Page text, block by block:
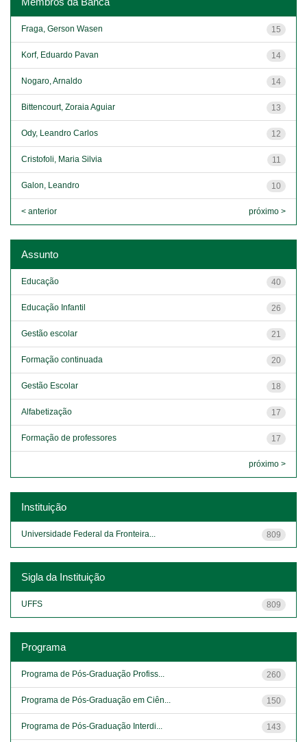
15
Fraga, Gerson Wasen
14
Korf, Eduardo Pavan
14
Nogaro, Arnaldo
13
Bittencourt, Zoraia Aguiar
12
Ody, Leandro Carlos
11
Cristofoli, Maria Silvia
10
Galon, Leandro
< anterior próximo >
Assunto
40
Educação
26
Educação Infantil
21
Gestão escolar
20
Formação continuada
18
Gestão Escolar
17
Alfabetização
17
Formação de professores
próximo >
Instituição
809
Universidade Federal da Fronteira...
Sigla da Instituição
809
UFFS
Programa
260
Programa de Pós-Graduação Profiss...
150
Programa de Pós-Graduação em Ciên...
143
Programa de Pós-Graduação Interdi...